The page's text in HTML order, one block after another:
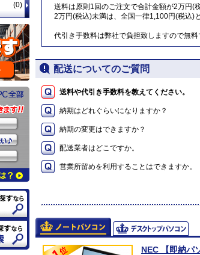
(0)
送料は原則1回のご注文で合計金額が2万円(
2万円(税込)未満は、全国一律1,100円(税込)
代引き手数料は弊社で負担致しますので無料
配送についてのご質問
送料や代引き手数料を教えてください。
納期はどれぐらいになりますか？
納期の変更はできますか？
配送業者はどこですか。
営業所留めを利用することはできますか。
NEC 【即納パ